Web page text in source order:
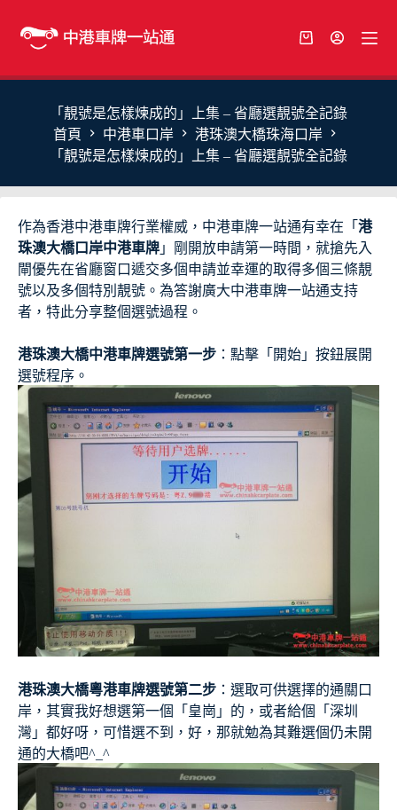
「靚號是怎樣煉成的」上集 – 省廳選靚號全記錄
首頁
中港車口岸
港珠澳大橋珠海口岸
「靚號是怎樣煉成的」上集 – 省廳選靚號全記錄
作為香港中港車牌行業權威，中港車牌一站通有幸在「 港
珠澳大橋口岸中港車牌 」剛開放申請第一時間，就搶先入
閘優先在省廳窗口遞交多個申請並幸運的取得多個三條靚
號以及多個特別靚號。為答謝廣大中港車牌一站通支持
者，特此分享整個選號過程。
港珠澳大橋中港車牌選號第一步 ：點擊「開始」按鈕展開
選號程序。
港珠澳大橋粵港車牌選號第二步 ：選取可供選擇的通關口
岸，其實我好想選第一個「皇崗」的，或者給個「深圳
灣」都好呀，可惜選不到，好，那就勉為其難選個仍未開
通的大橋吧^_^